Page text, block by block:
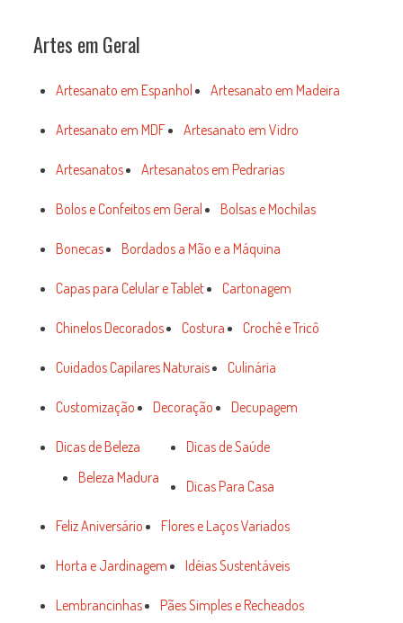
Artes em Geral
Artesanato em Espanhol Artesanato em Madeira
Artesanato em MDF Artesanato em Vidro
Artesanatos Artesanatos em Pedrarias
Bolos e Confeitos em Geral Bolsas e Mochilas
Bonecas Bordados a Mão e a Máquina
Capas para Celular e Tablet Cartonagem
Chinelos Decorados Costura Crochê e Tricô
Cuidados Capilares Naturais Culinária
Customização Decoração Decupagem
Dicas de Beleza
Beleza Madura
Dicas de Saúde
Dicas Para Casa
Feliz Aniversário Flores e Laços Variados
Horta e Jardinagem Idéias Sustentáveis
Lembrancinhas Pães Simples e Recheados